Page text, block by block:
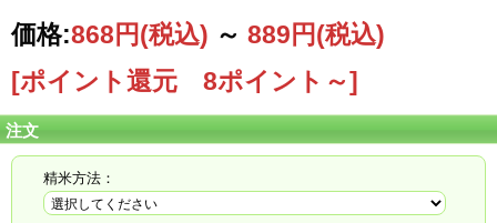
来のクオリティーを守り続けています。
価格:868円(税込) ～ 889円(税込)
[ポイント還元 8ポイント～]
注文
精米方法：